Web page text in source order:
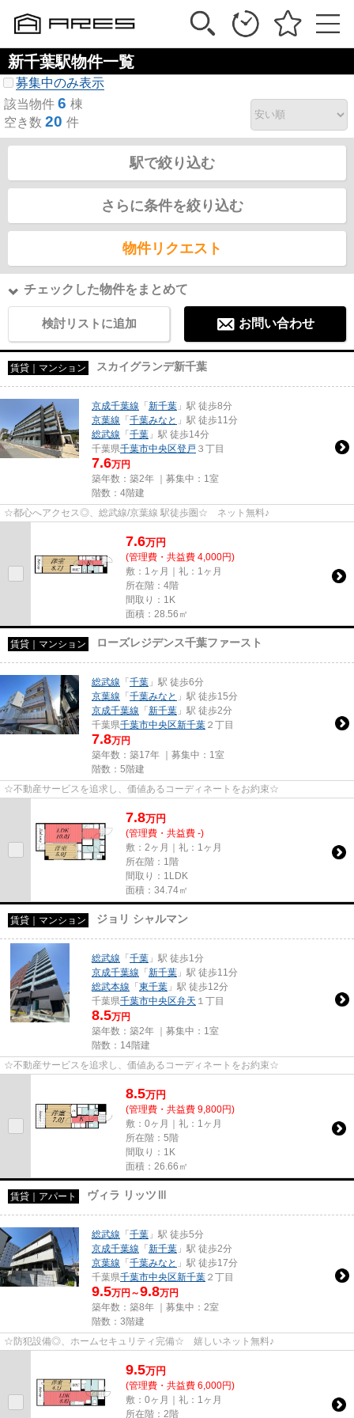
新千葉駅物件一覧
募集中のみ表示
該当物件 6 棟
空き数 20 件
駅で絞り込む
さらに条件を絞り込む
物件リクエスト
チェックした物件をまとめて
検討リストに追加 お問い合わせ
賃貸｜マンション スカイグランデ新千葉
京成千葉線 「新千葉 」駅 徒歩8分
京葉線 「千葉みなと 」駅 徒歩11分
総武線 「千葉 」駅 徒歩14分
千葉県千葉市中央区登戸 ３丁目
7.6万円
築年数：築2年 ｜募集中： 1室
階数：4階建
☆都心へアクセス◎、総武線/京葉線 駅徒歩圏☆ ネット無料♪
7.6万円
(管理費・共益費 4,000円)
敷：1ヶ月｜礼：1ヶ月
所在階：4階
間取り：1K
面積：28.56㎡
賃貸｜マンション ローズレジデンス千葉ファースト
総武線 「千葉 」駅 徒歩6分
京葉線 「千葉みなと 」駅 徒歩15分
京成千葉線 「新千葉 」駅 徒歩2分
千葉県千葉市中央区新千葉 ２丁目
7.8万円
築年数：築17年 ｜募集中： 1室
階数：5階建
☆不動産サービスを追求し、価値あるコーディネートをお約束☆
7.8万円
(管理費・共益費 -)
敷：2ヶ月｜礼：1ヶ月
所在階：1階
間取り：1LDK
面積：34.74㎡
賃貸｜マンション ジョリ シャルマン
総武線 「千葉 」駅 徒歩1分
京成千葉線 「新千葉 」駅 徒歩11分
総武本線 「東千葉 」駅 徒歩12分
千葉県千葉市中央区弁天 １丁目
8.5万円
築年数：築2年 ｜募集中： 1室
階数：14階建
☆不動産サービスを追求し、価値あるコーディネートをお約束☆
8.5万円
(管理費・共益費 9,800円)
敷：0ヶ月｜礼：1ヶ月
所在階：5階
間取り：1K
面積：26.66㎡
賃貸｜アパート ヴィラ リッツⅢ
総武線 「千葉 」駅 徒歩5分
京成千葉線 「新千葉 」駅 徒歩2分
京葉線 「千葉みなと 」駅 徒歩17分
千葉県千葉市中央区新千葉 ２丁目
9.5万円～9.8万円
築年数：築8年 ｜募集中： 2室
階数：3階建
☆防犯設備◎、ホームセキュリティ完備☆ 嬉しいネット無料♪
9.5万円
(管理費・共益費 6,000円)
敷：0ヶ月｜礼：1ヶ月
所在階：2階